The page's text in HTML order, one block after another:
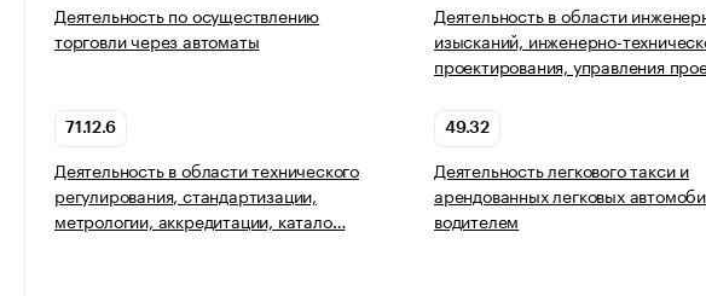
Деятельность по осуществлению
торговли через автоматы
Деятельность в области
изысканий, инженерно-
проектирования, управления
71.12.6
Деятельность в области технического
регулирования, стандартизации,
метрологии, аккредитации, катало…
49.32
Деятельность легкового такси и
арендованных легковых
водителем